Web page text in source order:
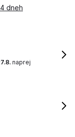
dneh
naprej